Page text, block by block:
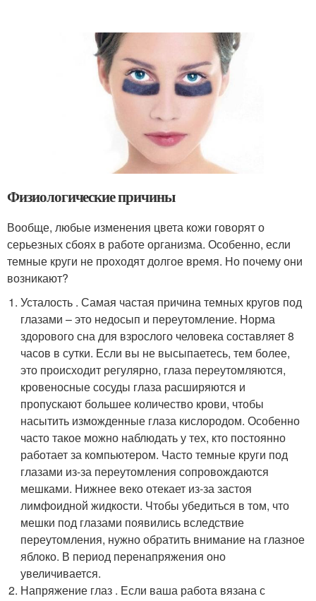
Физиологические причины
Вообще, любые изменения цвета кожи говорят о
серьезных сбоях в работе организма. Особенно, если
темные круги не проходят долгое время. Но почему они
возникают?
Усталость . Самая частая причина темных кругов под
глазами – это недосып и переутомление. Норма
здорового сна для взрослого человека составляет 8
часов в сутки. Если вы не высыпаетесь, тем более,
это происходит регулярно, глаза переутомляются,
кровеносные сосуды глаза расширяются и
пропускают большее количество крови, чтобы
насытить изможденные глаза кислородом. Особенно
часто такое можно наблюдать у тех, кто постоянно
работает за компьютером. Часто темные круги под
глазами из-за переутомления сопровождаются
мешками. Нижнее веко отекает из-за застоя
лимфоидной жидкости. Чтобы убедиться в том, что
мешки под глазами появились вследствие
переутомления, нужно обратить внимание на глазное
яблоко. В период перенапряжения оно
увеличивается.
Напряжение глаз . Если ваша работа вязана с